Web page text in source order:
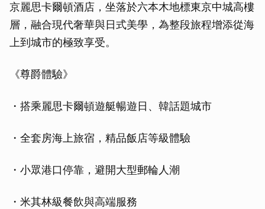
京麗思卡爾頓酒店，坐落於六本木地標東京中城高樓
層，融合現代奢華與日式美學，為整段旅程增添從海
上到城市的極致享受。
《尊爵體驗》
・搭乘麗思卡爾頓遊艇暢遊日、韓話題城市
・全套房海上旅宿，精品飯店等級體驗
・小眾港口停靠，避開大型郵輪人潮
・米其林級餐飲與高端服務